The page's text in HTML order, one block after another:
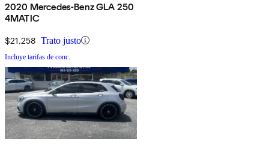
2020 Mercedes-Benz GLA 250
4MATIC
$21,258 Trato justo
Incluye tarifas de conc.